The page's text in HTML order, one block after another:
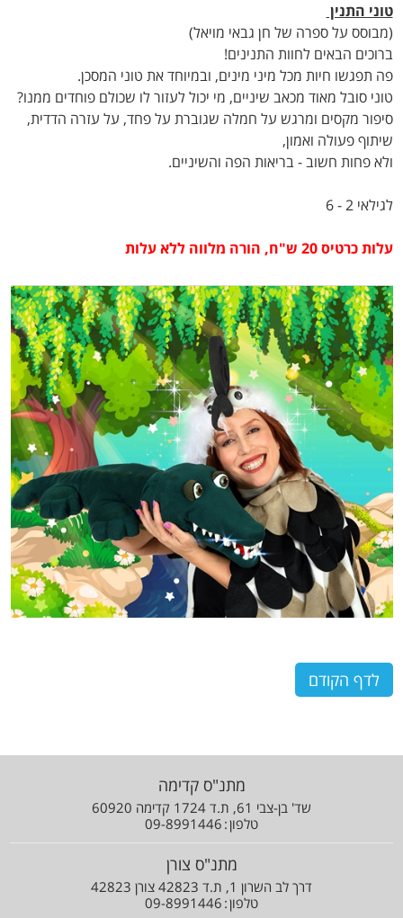
טוני התנין
(מבוסס על ספרה של חן גבאי מויאל)
ברוכים הבאים לחוות התנינים!
פה תפגשו חיות מכל מיני מינים, ובמיוחד את טוני המסכן.
טוני סובל מאוד מכאב שיניים, מי יכול לעזור לו שכולם פוחדים ממנו?
סיפור מקסים ומרגש על חמלה שגוברת על פחד, על עזרה הדדית,
שיתוף פעולה ואמון,
ולא פחות חשוב - בריאות הפה והשיניים.
לגילאי 2 - 6
עלות כרטיס 20 ש"ח, הורה מלווה ללא עלות
לדף הקודם
מתנ"ס קדימה
שד' בן-צבי 61, ת.ד 1724 קדימה 60920
טלפון 09-8991446
מתנ"ס צורן
דרך לב השרון 1, ת.ד 42823 צורן 42823
טלפון 09-8991446